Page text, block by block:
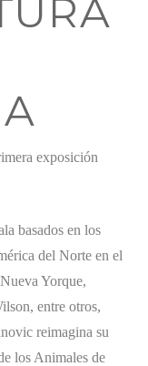
exposición
basados en los
del Norte en el
Yorque,
entre otros,
reimagina su
los Animales de